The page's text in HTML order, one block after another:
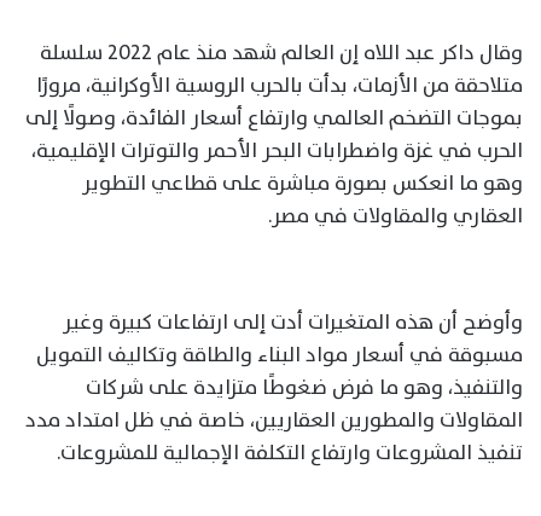
وقال داكر عبد اللاه إن العالم شهد منذ عام 2022 سلسلة
متلاحقة من الأزمات، بدأت بالحرب الروسية الأوكرانية، مرورًا
بموجات التضخم العالمي وارتفاع أسعار الفائدة، وصولًا إلى
الحرب في غزة واضطرابات البحر الأحمر والتوترات الإقليمية،
وهو ما انعكس بصورة مباشرة على قطاعي التطوير
العقاري والمقاولات في مصر.
وأوضح أن هذه المتغيرات أدت إلى ارتفاعات كبيرة وغير
مسبوقة في أسعار مواد البناء والطاقة وتكاليف التمويل
والتنفيذ، وهو ما فرض ضغوطًا متزايدة على شركات
المقاولات والمطورين العقاريين، خاصة في ظل امتداد مدد
تنفيذ المشروعات وارتفاع التكلفة الإجمالية للمشروعات.